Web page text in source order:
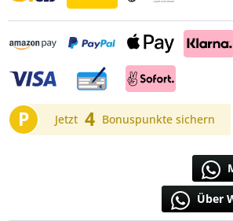
P Jetzt 4 Bonuspunkte sichern
Über